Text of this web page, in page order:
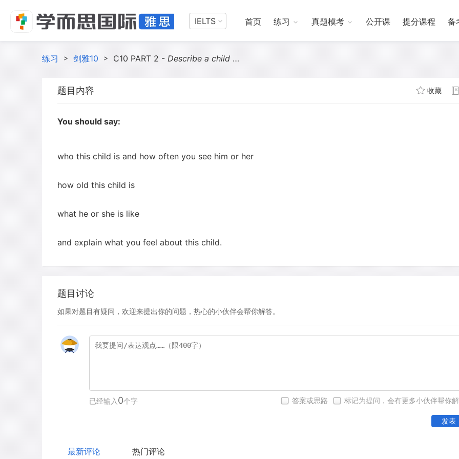
IELTS 首页 练习 真题模考 公开课 提分课程 备
练习 > 剑雅10 > C10 PART 2 - Describe a child that you know.
题目内容 收藏
You should say:
who this child is and how often you see him or her
how old this child is
what he or she is like
and explain what you feel about this child.
题目讨论
如果对题目有疑问，欢迎来提出你的问题，热心的小伙伴会帮你解答。
已经输入 0个字 标记为提问，会有更多小伙伴帮你
答案或思路
发表
最新评论 热门评论